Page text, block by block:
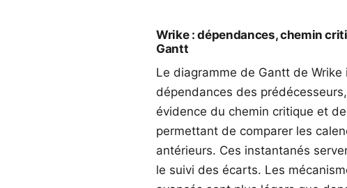
Wrike : dépendances, chemin
Gantt
Le diagramme de Gantt de Wrike
dépendances des
évidence du chemin critique et
permettant de comparer les
antérieurs. Ces instantanés
le suivi des écarts. Les